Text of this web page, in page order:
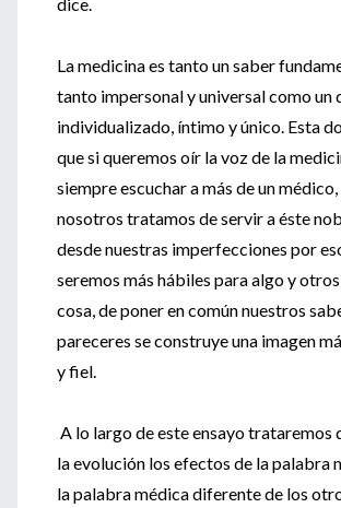
La medicina es tanto un saber
tanto impersonal y universal como un
individualizado, íntimo y único. Esta
que si queremos oír la voz de la
siempre escuchar a más de un
nosotros tratamos de servir a éste
desde nuestras imperfecciones por
seremos más hábiles para algo y
cosa, de poner en común nuestros
pareceres se construye una imagen
y fiel.
A lo largo de este ensayo trataremos
la evolución los efectos de la palabra
la palabra médica diferente de los